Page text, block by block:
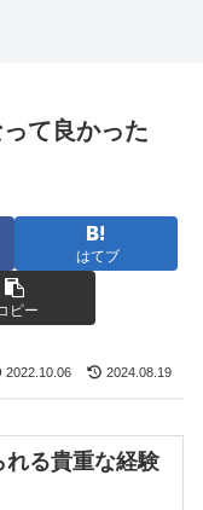
て良かった
はてブ
ピー
2022.10.06 2024.08.19
る貴重な経験